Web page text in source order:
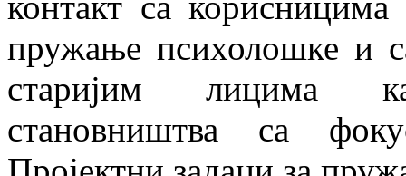
пружање психолошке и
старијим лицима
становништва са